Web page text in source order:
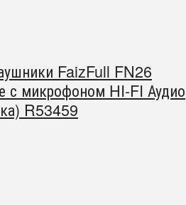
FaizFull FN26
с микрофоном HI-FI Аудио
R53459